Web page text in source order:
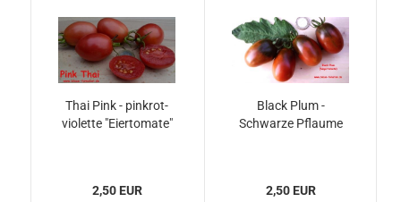
Thai Pink - pinkrot-
violette "Eiertomate"
2,50 EUR
Black Plum -
Schwarze Pflaume
2,50 EUR